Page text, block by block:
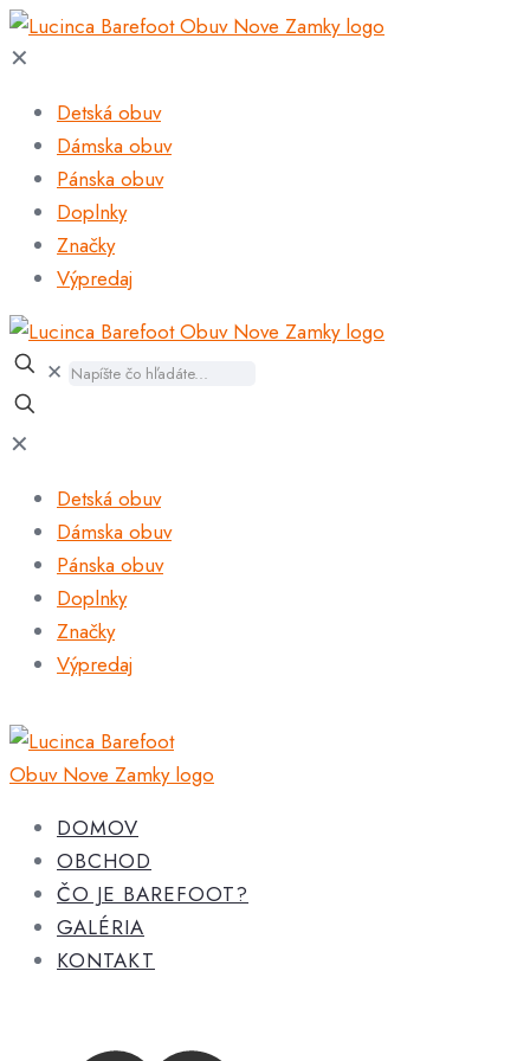
✕
Detská obuv
Dámska obuv
Pánska obuv
Doplnky
Značky
Výpredaj
✕
✕
Detská obuv
Dámska obuv
Pánska obuv
Doplnky
Značky
Výpredaj
DOMOV
OBCHOD
ČO JE BAREFOOT?
GALÉRIA
KONTAKT